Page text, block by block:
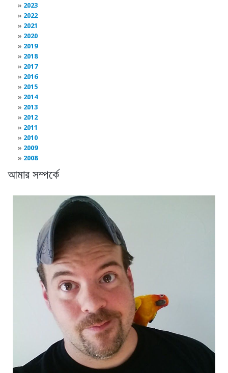
2023
2022
2021
2020
2019
2018
2017
2016
2015
2014
2013
2012
2011
2010
2009
2008
আমার সম্পর্কে